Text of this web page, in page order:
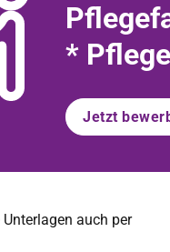
*
Jetzt
auch per